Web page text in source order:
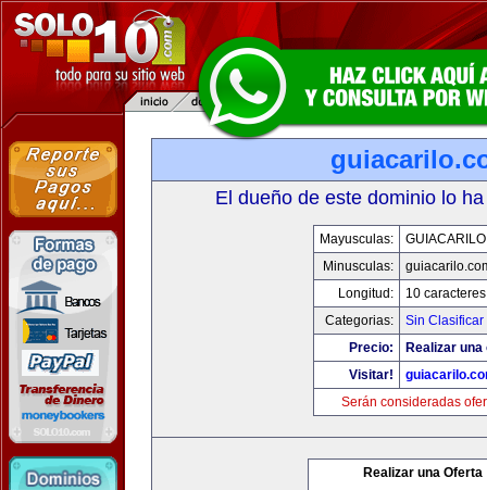
El dueño de este dominio lo
Mayusculas:
Minusculas:
Longitud:
10 caracteres
Categorias:
Sin Clasificar
Precio:
Realizar
Visitar!
Serán consideradas
Realizar una Oferta